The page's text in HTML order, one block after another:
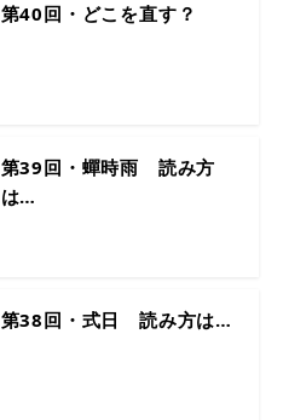
第40回・どこを直す？
第39回・蟬時雨 読み方
は…
第38回・式日 読み方は…